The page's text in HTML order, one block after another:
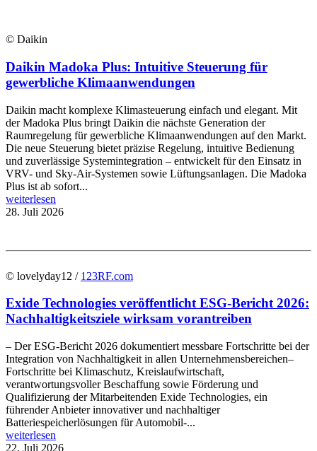
© Daikin
Daikin Madoka Plus: Intuitive Steuerung für
gewerbliche Klimaanwendungen
Daikin macht komplexe Klimasteuerung einfach und elegant. Mit
der Madoka Plus bringt Daikin die nächste Generation der
Raumregelung für gewerbliche Klimaanwendungen auf den Markt.
Die neue Steuerung bietet präzise Regelung, intuitive Bedienung
und zuverlässige Systemintegration – entwickelt für den Einsatz in
VRV- und Sky-Air-Systemen sowie Lüftungsanlagen. Die Madoka
Plus ist ab sofort...
weiterlesen
28. Juli 2026
© lovelyday12 / 123RF.com
Exide Technologies veröffentlicht ESG-Bericht 2026:
Nachhaltigkeitsziele wirksam vorantreiben
– Der ESG-Bericht 2026 dokumentiert messbare Fortschritte bei der
Integration von Nachhaltigkeit in allen Unternehmensbereichen–
Fortschritte bei Klimaschutz, Kreislaufwirtschaft,
verantwortungsvoller Beschaffung sowie Förderung und
Qualifizierung der Mitarbeitenden Exide Technologies, ein
führender Anbieter innovativer und nachhaltiger
Batteriespeicherlösungen für Automobil-...
weiterlesen
22. Juli 2026